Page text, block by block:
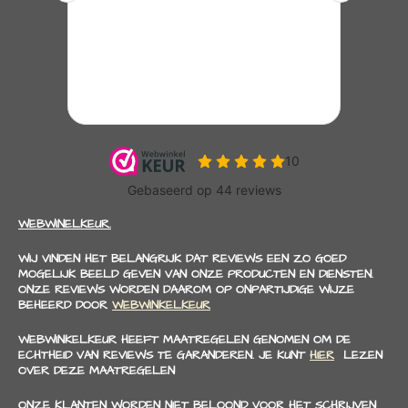
WEBWINELKEUR.
WIJ VINDEN HET BELANGRIJK DAT REVIEWS EEN ZO GOED
MOGELIJK BEELD GEVEN VAN ONZE PRODUCTEN EN DIENSTEN.
ONZE REVIEWS WORDEN DAAROM OP ONPARTIJDIGE WIJZE
BEHEERD DOOR WEBWINKELKEUR
WEBWINKELKEUR HEEFT MAATREGELEN GENOMEN OM DE
ECHTHEID VAN REVIEWS TE GARANDEREN. JE KUNT HIER LEZEN
OVER DEZE MAATREGELEN